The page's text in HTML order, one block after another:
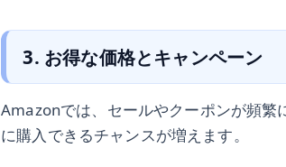
3. お得な価格とキャンペーン
Amazonでは、セールやクーポンが頻繁
に購入できるチャンスが増えます。